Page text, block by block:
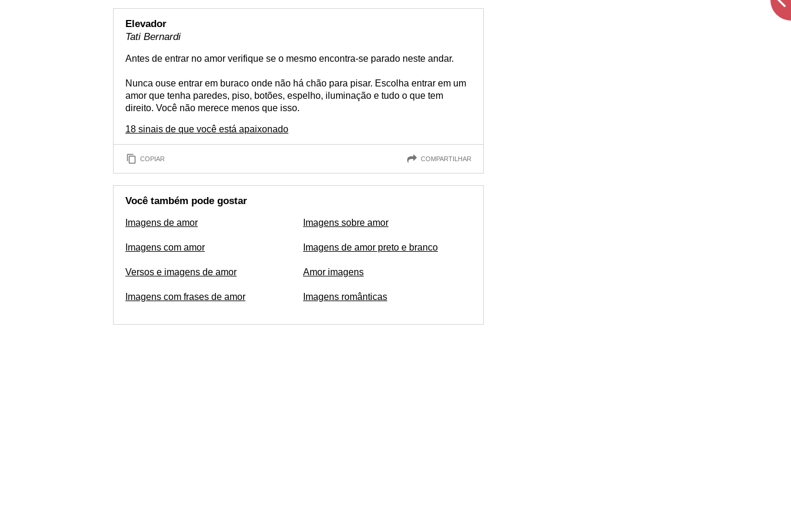
Elevador
Tati Bernardi
Antes de entrar no amor verifique se o mesmo encontra-se parado neste andar.
Nunca ouse entrar em buraco onde não há chão para pisar. Escolha entrar em um
amor que tenha paredes, piso, botões, espelho, iluminação e tudo o que tem
direito. Você não merece menos que isso.
18 sinais de que você está apaixonado
COPIAR COMPARTILHAR
Você também pode gostar
Imagens de amor
Imagens com amor
Versos e imagens de amor
Imagens com frases de amor
Imagens sobre amor
Imagens de amor preto e branco
Amor imagens
Imagens românticas